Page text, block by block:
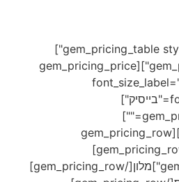
[/vc_column_text][gem_pricing_table style="8"]
[gem_pricing_column cols="4"][gem_pricing_price
font_size_time="26" price="בייסיק"]
[gem_pricing_row_title subtitle=""]
[/gem_pricing_row_title][gem_pricing_row
strike="1"]טיסה ישירה[/gem_pricing_row]
[gem_pricing_row strike="1"]מלון[/gem_pricing_row]